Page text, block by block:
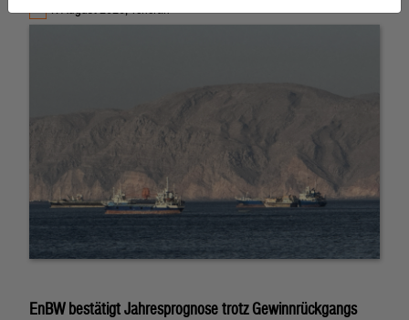
7. August 2026, Teheran
EnBW bestätigt Jahresprognose trotz Gewinnrückgangs